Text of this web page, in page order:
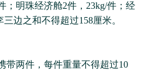
；明珠经济舱2件，23kg/件；经
边之和不得超过158厘米。
两件，每件重量不得超过10